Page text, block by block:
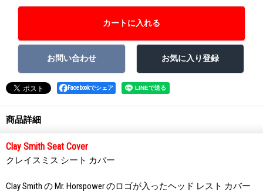
Facebookでシェア
商品詳細
Clay Smith Seat Cover
クレイスミス シート カバー
Clay Smith の Mr. Horspower のロゴが入ったヘッド レスト カバー